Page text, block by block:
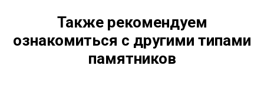
Также рекомендуем
ознакомиться с другими типами
памятников